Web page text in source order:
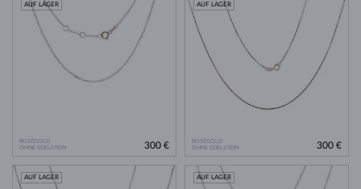
ROSÉGOLD
OHNE EDELSTEIN
AUF LAGER
300 €
ROSÉGOLD
OHNE EDELSTEIN
AUF LAGER
300 €
AUF LAGER AUF LAGER